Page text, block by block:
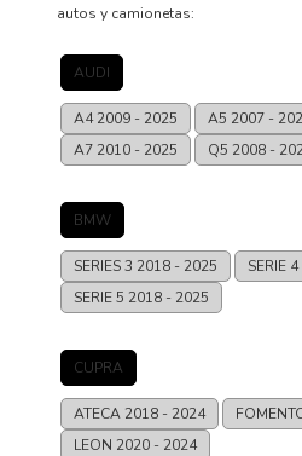
autos y camionetas:
AUDI
A42009 - 2025 A5 2007 -
A7 2010 - 2025 Q5 2008 -
BMW
SERIES 3 2018 - 2025 SERIE 4
SERIE 5 2018 - 2025
CUPRA
ATECA 2018 - 2024
LEON 2020 - 2024